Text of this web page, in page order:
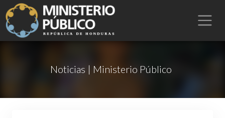
Noticias | Ministerio Público